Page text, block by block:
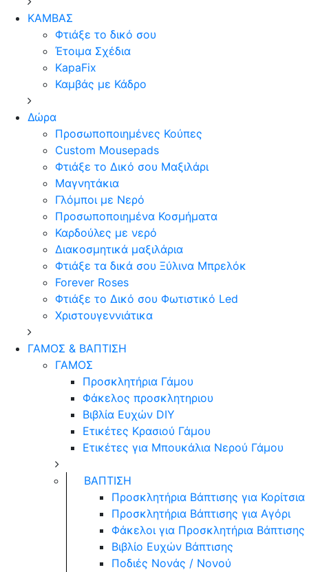
ΚΑΜΒΑΣ
Φτιάξε το δικό σου
Έτοιμα Σχέδια
KapaFix
Καμβάς με Κάδρο
Δώρα
Προσωποποιημένες Κούπες
Custom Mousepads
Φτιάξε το Δικό σου Μαξιλάρι
Μαγνητάκια
Γλόµποι µε Νερό
Προσωποποιημένα Κοσμήματα
Καρδούλες με νερό
Διακοσμητικά μαξιλάρια
Φτιάξε τα δικά σου Ξύλινα Μπρελόκ
Forever Roses
Φτιάξε το Δικό σου Φωτιστικό Led
Χριστουγεννιάτικα
ΓΑΜΟΣ & ΒΑΠΤΙΣΗ
ΓΑΜΟΣ
Προσκλητήρια Γάμου
Φάκελος προσκλητηριου
Βιβλία Ευχών DIY
Ετικέτες Κρασιού Γάμου
Ετικέτες για Μπουκάλια Νερού Γάμου
ΒΑΠΤΙΣΗ
Προσκλητήρια Βάπτισης για Κορίτσια
Προσκλητήρια Βάπτισης για Αγόρι
Φάκελοι για Προσκλητήρια Βάπτισης
Βιβλίο Ευχών Βάπτισης
Ποδιές Νονάς / Νονού